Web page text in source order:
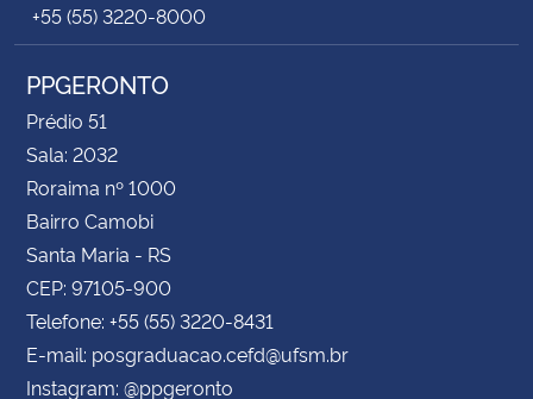
+55 (55) 3220-8000
PPGERONTO
Prédio 51
Sala: 2032
Roraima nº 1000
Bairro Camobi
Santa Maria - RS
CEP: 97105-900
Telefone: +55 (55) 3220-8431
E-mail: posgraduacao.cefd@ufsm.br
Instagram: @ppgeronto